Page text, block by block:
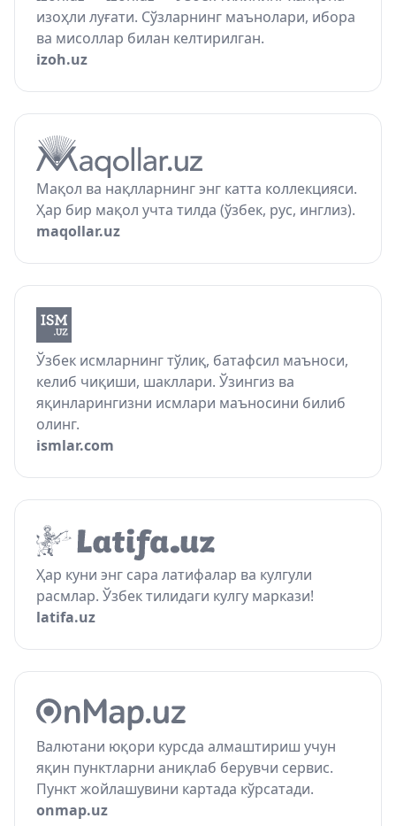
изоҳли луғати. Сўзларнинг маънолари, ибора
ва мисоллар билан келтирилган.
izoh.uz
Мақол ва нақлларнинг энг катта коллекцияси.
Ҳар бир мақол учта тилда (ўзбек, рус, инглиз).
maqollar.uz
Ўзбек исмларнинг тўлиқ, батафсил маъноси,
келиб чиқиши, шакллари. Ўзингиз ва
яқинларингизни исмлари маъносини билиб
олинг.
ismlar.com
Ҳар куни энг сара латифалар ва кулгули
расмлар. Ўзбек тилидаги кулгу маркази!
latifa.uz
Валютани юқори курсда алмаштириш учун
яқин пунктларни аниқлаб берувчи сервис.
Пункт жойлашувини картада кўрсатади.
onmap.uz